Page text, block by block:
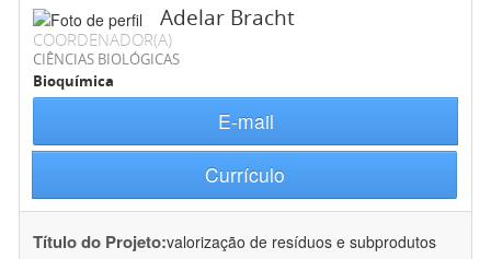
Adelar Bracht
COORDENADOR(A)
CIÊNCIAS BIOLÓGICAS
Bioquímica
E-mail
Currículo
Título do Projeto:valorização de resíduos e subprodutos